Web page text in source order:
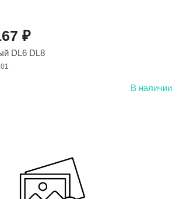
₽
DL6 DL8
В наличии